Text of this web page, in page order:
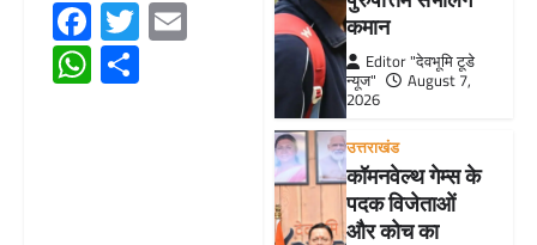
Facebook
TwitterEmail
WhatsApp
कमान
Editor "देवभूमि टूडे
न्यूज"
August 7,
2026
उत्तराखंड
कॉमनवेल्थ गेम्स के
पदक विजेताओं
और कोच का